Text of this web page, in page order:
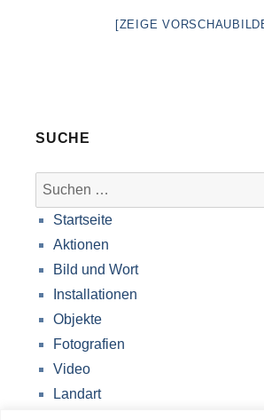
[ZEIGE
SUCHE
Suche
nach:
Startseite
Aktionen
Bild und Wort
Installationen
Objekte
Fotografien
Video
Landart